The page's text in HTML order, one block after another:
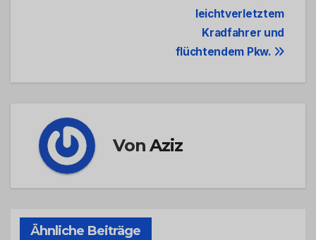
leichtverletztem
Kradfahrer und
flüchtendem Pkw.
VonAziz
Ähnliche Beiträge